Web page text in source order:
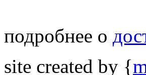
подробнее о
site created by {